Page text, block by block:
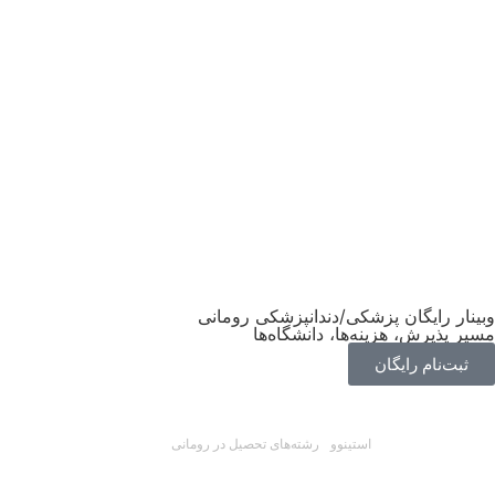
وبینار رایگان پزشکی/دندانپزشکی رومانی
مسیر پذیرش، هزینه‌ها، دانشگاه‌ها
ثبت‌نام رایگان
استینوو رشته‌های تحصیل در رومانی